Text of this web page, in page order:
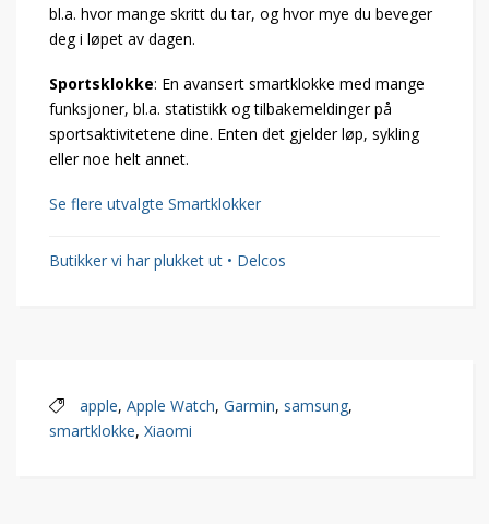
bl.a. hvor mange skritt du tar, og hvor mye du beveger
deg i løpet av dagen.
Sportsklokke: En avansert smartklokke med mange
funksjoner, bl.a. statistikk og tilbakemeldinger på
sportsaktivitetene dine. Enten det gjelder løp, sykling
eller noe helt annet.
Se flere utvalgte Smartklokker
Butikker vi har plukket ut • Delcos
apple, Apple Watch, Garmin, samsung,
smartklokke, Xiaomi